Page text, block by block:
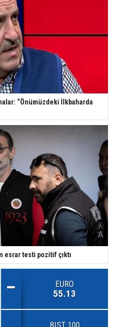
“Önümüzdeki İlkbaharda
esrar testi pozitif çıktı
EURO
55.13
BIST 100